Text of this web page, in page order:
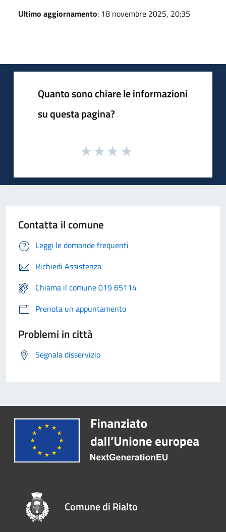
Ultimo aggiornamento: 18 novembre 2025, 20:35
Quanto sono chiare le informazioni
su questa pagina?
Contatta il comune
Leggi le domande frequenti
Richiedi Assistenza
Chiama il comune 019 65114
Prenota un appuntamento
Problemi in città
Segnala disservizio
Comune di Rialto